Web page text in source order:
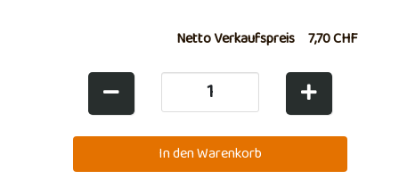
Netto Verkaufspreis 7,70 CHF